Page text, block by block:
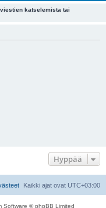
katselemista tai
Hyppää
Kaikki ajat ovat UTC+03:00
Software © phpBB Limited